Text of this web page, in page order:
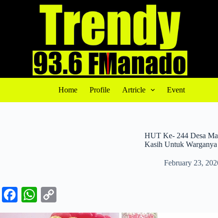
n
Home Profile Artricle Event
HUT Ke- 244 Desa
Kasih Untuk Warganya
February 23,
Fa
ce
W
ha op